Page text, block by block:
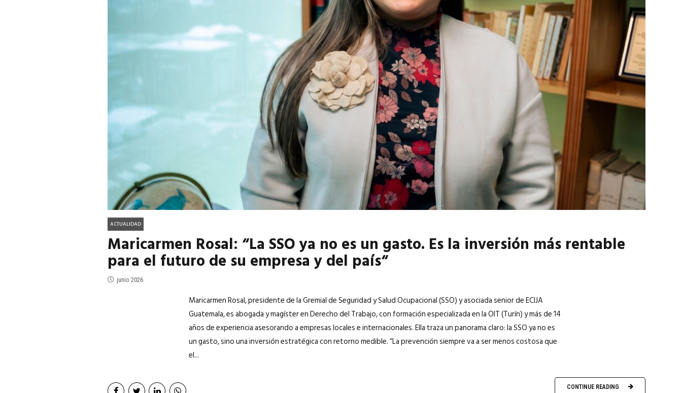
ACTUALIDAD
Maricarmen Rosal: “La SSO ya no es un gasto. Es la inversión más rentable
para el futuro de su empresa y del país“
junio 2026
Maricarmen Rosal, presidente de la Gremial de Seguridad y Salud Ocupacional (SSO) y asociada senior de ECIJA
Guatemala, es abogada y magíster en Derecho del Trabajo, con formación especializada en la OIT (Turín) y más de 14
años de experiencia asesorando a empresas locales e internacionales. Ella traza un panorama claro: la SSO ya no es
un gasto, sino una inversión estratégica con retorno medible. “La prevención siempre va a ser menos costosa que
el...
CONTINUE READING